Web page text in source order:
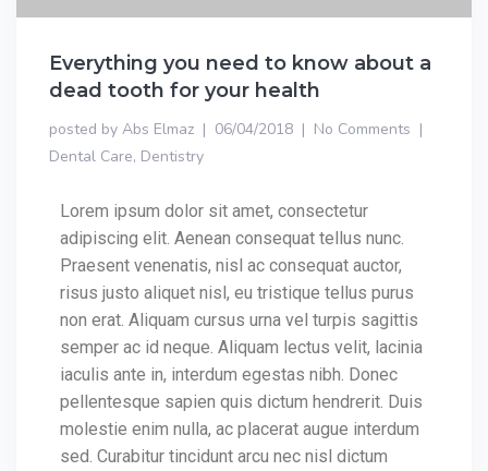
Everything you need to know about a
dead tooth for your health
posted by Abs Elmaz 06/04/2018
No Comments
Dental Care, Dentistry
Lorem ipsum dolor sit amet, consectetur
adipiscing elit. Aenean consequat tellus nunc.
Praesent venenatis, nisl ac consequat auctor,
risus justo aliquet nisl, eu tristique tellus purus
non erat. Aliquam cursus urna vel turpis sagittis
semper ac id neque. Aliquam lectus velit, lacinia
iaculis ante in, interdum egestas nibh. Donec
pellentesque sapien quis dictum hendrerit. Duis
molestie enim nulla, ac placerat augue interdum
sed. Curabitur tincidunt arcu nec nisl dictum